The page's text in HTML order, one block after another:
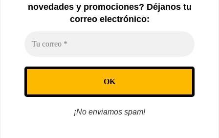
novedades y promociones? Déjanos tu
correo electrónico:
¡No enviamos spam!